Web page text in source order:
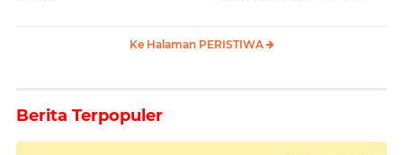
Ke Halaman PERISTIWA
Berita Terpopuler